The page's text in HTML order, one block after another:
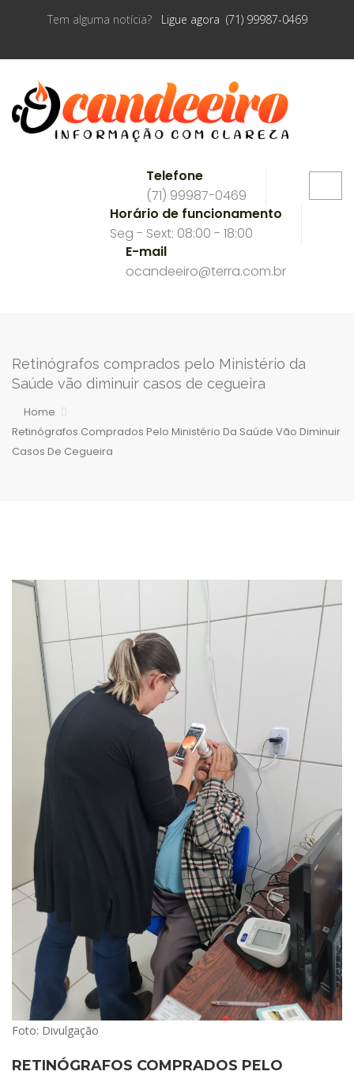
Tem alguma notícia? Ligue agora (71) 99987-0469
Telefone
(71) 99987-0469
Horário de funcionamento
Seg - Sext: 08:00 - 18:00
E-mail
ocandeeiro@terra.com.br
Retinógrafos comprados pelo Ministério da
Saúde vão diminuir casos de cegueira
Home
Retinógrafos Comprados Pelo Ministério Da Saúde Vão Diminuir
Casos De Cegueira
Foto: Divulgação
RETINÓGRAFOS COMPRADOS PELO